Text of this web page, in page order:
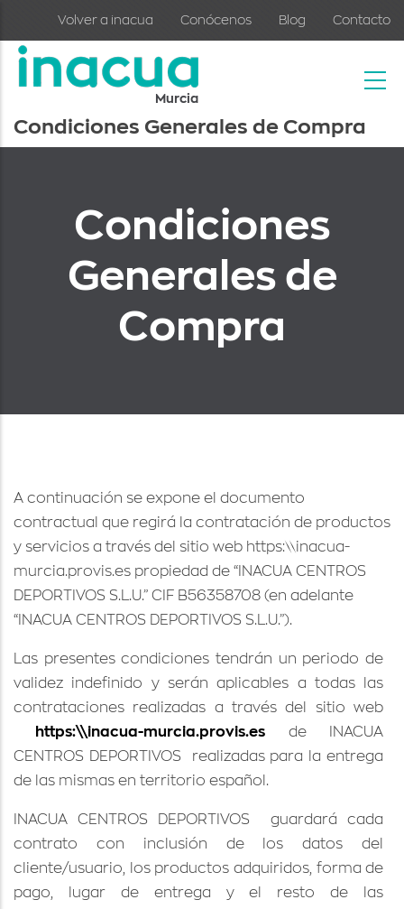
Skip to main content
Volver a inacua Conócenos Blog Contacto
Murcia
Condiciones Generales de Compra
Condiciones
Generales de
Compra
A continuación se expone el documento
contractual que regirá la contratación de productos
y servicios a través del sitio web https:\\inacua-
murcia.provis.es propiedad de “INACUA CENTROS
DEPORTIVOS S.L.U.” CIF B56358708 (en adelante
“INACUA CENTROS DEPORTIVOS S.L.U.”).
Las presentes condiciones tendrán un periodo de
validez indefinido y serán aplicables a todas las
contrataciones realizadas a través del sitio web
https:\\inacua-murcia.provis.es
de INACUA
CENTROS DEPORTIVOS
realizadas para la entrega
de las mismas en territorio español.
INACUA CENTROS DEPORTIVOS
guardará cada
contrato con inclusión de los datos del
cliente/usuario, los productos adquiridos, forma de
pago, lugar de entrega y el resto de las